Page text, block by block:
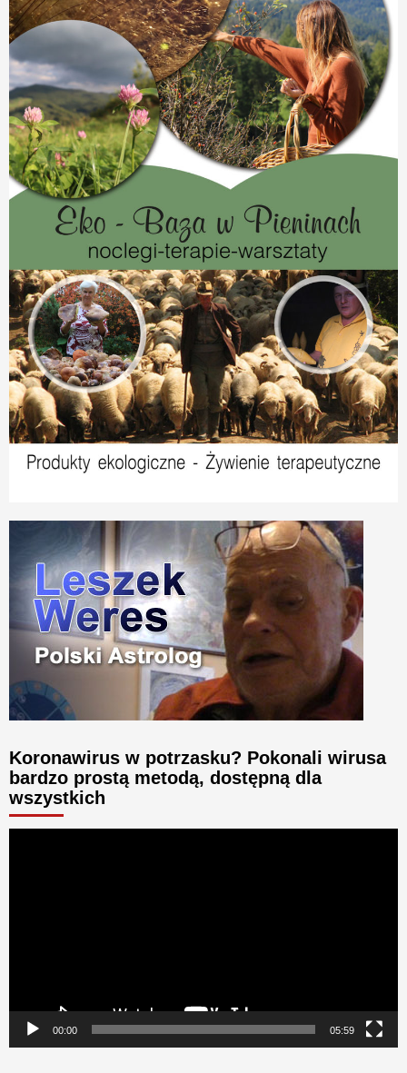
Koronawirus w potrzasku? Pokonali wirusa
bardzo prostą metodą, dostępną dla
wszystkich
00:00 05:59